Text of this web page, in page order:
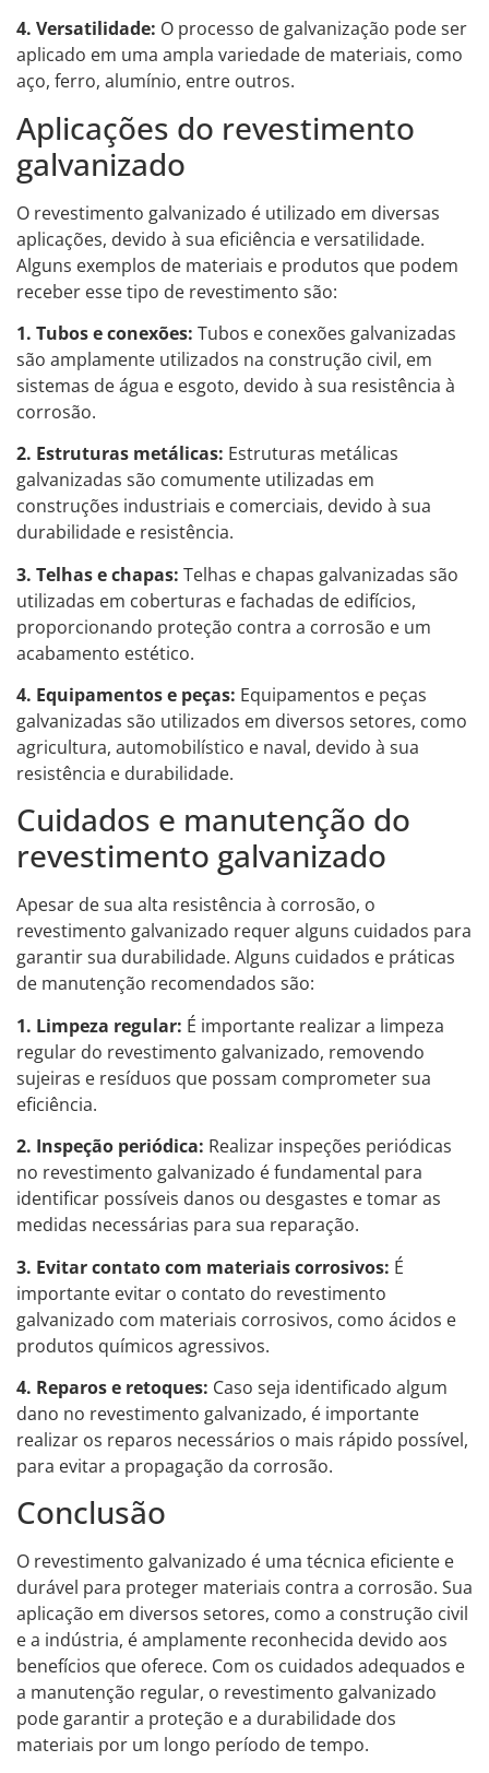
4. Versatilidade: O processo de galvanização pode ser
aplicado em uma ampla variedade de materiais, como
aço, ferro, alumínio, entre outros.
Aplicações do revestimento
galvanizado
O revestimento galvanizado é utilizado em diversas
aplicações, devido à sua eficiência e versatilidade.
Alguns exemplos de materiais e produtos que podem
receber esse tipo de revestimento são:
1. Tubos e conexões: Tubos e conexões galvanizadas
são amplamente utilizados na construção civil, em
sistemas de água e esgoto, devido à sua resistência à
corrosão.
2. Estruturas metálicas: Estruturas metálicas
galvanizadas são comumente utilizadas em
construções industriais e comerciais, devido à sua
durabilidade e resistência.
3. Telhas e chapas: Telhas e chapas galvanizadas são
utilizadas em coberturas e fachadas de edifícios,
proporcionando proteção contra a corrosão e um
acabamento estético.
4. Equipamentos e peças: Equipamentos e peças
galvanizadas são utilizados em diversos setores, como
agricultura, automobilístico e naval, devido à sua
resistência e durabilidade.
Cuidados e manutenção do
revestimento galvanizado
Apesar de sua alta resistência à corrosão, o
revestimento galvanizado requer alguns cuidados para
garantir sua durabilidade. Alguns cuidados e práticas
de manutenção recomendados são:
1. Limpeza regular: É importante realizar a limpeza
regular do revestimento galvanizado, removendo
sujeiras e resíduos que possam comprometer sua
eficiência.
2. Inspeção periódica: Realizar inspeções periódicas
no revestimento galvanizado é fundamental para
identificar possíveis danos ou desgastes e tomar as
medidas necessárias para sua reparação.
3. Evitar contato com materiais corrosivos: É
importante evitar o contato do revestimento
galvanizado com materiais corrosivos, como ácidos e
produtos químicos agressivos.
4. Reparos e retoques: Caso seja identificado algum
dano no revestimento galvanizado, é importante
realizar os reparos necessários o mais rápido possível,
para evitar a propagação da corrosão.
Conclusão
O revestimento galvanizado é uma técnica eficiente e
durável para proteger materiais contra a corrosão. Sua
aplicação em diversos setores, como a construção civil
e a indústria, é amplamente reconhecida devido aos
benefícios que oferece. Com os cuidados adequados e
a manutenção regular, o revestimento galvanizado
pode garantir a proteção e a durabilidade dos
materiais por um longo período de tempo.